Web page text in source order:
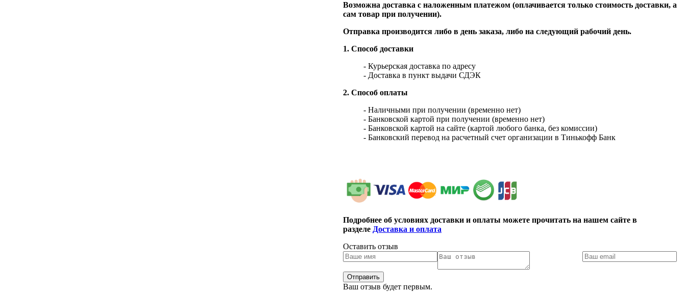
Возможна доставка с наложенным платежом (оплачивается только стоимость доставки, а
сам товар при получении).
Отправка производится либо в день заказа, либо на следующий рабочий день.
1. Способ доставки
- Курьерская доставка по адресу
- Доставка в пункт выдачи СДЭК
2. Способ оплаты
- Наличными при получении (временно нет)
- Банковской картой при получении (временно нет)
- Банковской картой на сайте (картой любого банка, без комиссии)
- Банковский перевод на расчетный счет организации в Тинькофф Банк
Подробнее об условиях доставки и оплаты можете прочитать на нашем сайте в
разделе Доставка и оплата
Оставить отзыв
Ваш отзыв будет первым.